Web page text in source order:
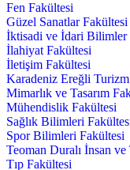
Fen Fakültesi
Güzel Sanatlar Fakültesi
İktisadi ve İdari Bilimler
İlahiyat Fakültesi
İletişim Fakültesi
Karadeniz Ereğli
Mimarlık ve Tasarım
Mühendislik Fakültesi
Sağlık Bilimleri
Spor Bilimleri Fakültesi
Teoman Duralı İnsan
Tıp Fakültesi